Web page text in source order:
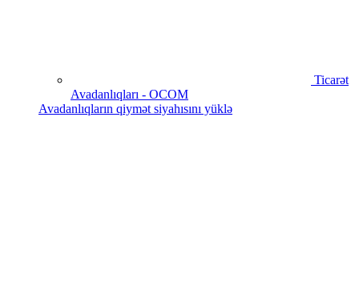
Ticarət
Avadanlıqları - OCOM
Avadanlıqların qiymət siyahısını yüklə